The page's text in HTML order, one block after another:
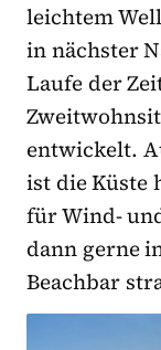
leichtem
in nächster
Laufe der
entwickelt.
ist die Küste
für Wind-
dann gerne
Beachbar